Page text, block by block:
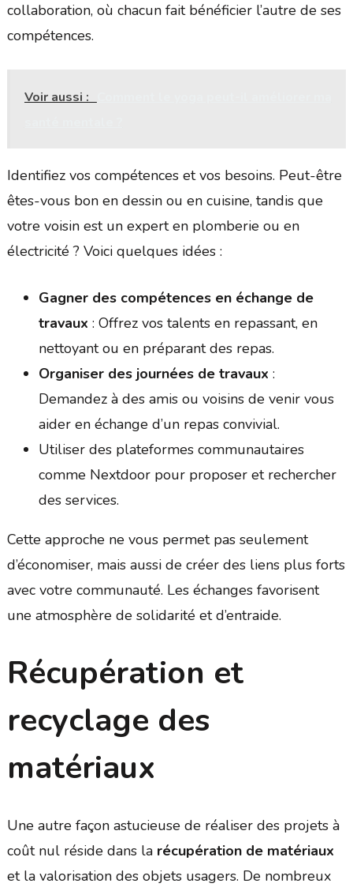
collaboration, où chacun fait bénéficier l’autre de ses
compétences.
Voir aussi :
Identifiez vos compétences et vos besoins. Peut-être
êtes-vous bon en dessin ou en cuisine, tandis que
votre voisin est un expert en plomberie ou en
électricité ? Voici quelques idées :
Gagner des compétences en échange de
travaux : Offrez vos talents en repassant, en
nettoyant ou en préparant des repas.
Organiser des journées de travaux :
Demandez à des amis ou voisins de venir vous
aider en échange d’un repas convivial.
Utiliser des plateformes communautaires
comme Nextdoor pour proposer et rechercher
des services.
Cette approche ne vous permet pas seulement
d’économiser, mais aussi de créer des liens plus forts
avec votre communauté. Les échanges favorisent
une atmosphère de solidarité et d’entraide.
Récupération et
recyclage des
matériaux
Une autre façon astucieuse de réaliser des projets à
coût nul réside dans la récupération de matériaux
et la valorisation des objets usagers. De nombreux